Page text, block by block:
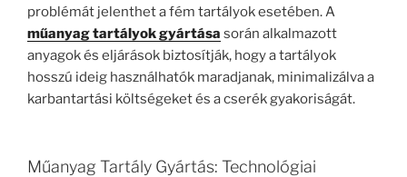
problémát jelenthet a fém tartályok esetében. A
műanyag tartályok gyártása során alkalmazott
anyagok és eljárások biztosítják, hogy a tartályok
hosszú ideig használhatók maradjanak, minimalizálva a
karbantartási költségeket és a cserék gyakoriságát.
Műanyag Tartály Gyártás: Technológiai